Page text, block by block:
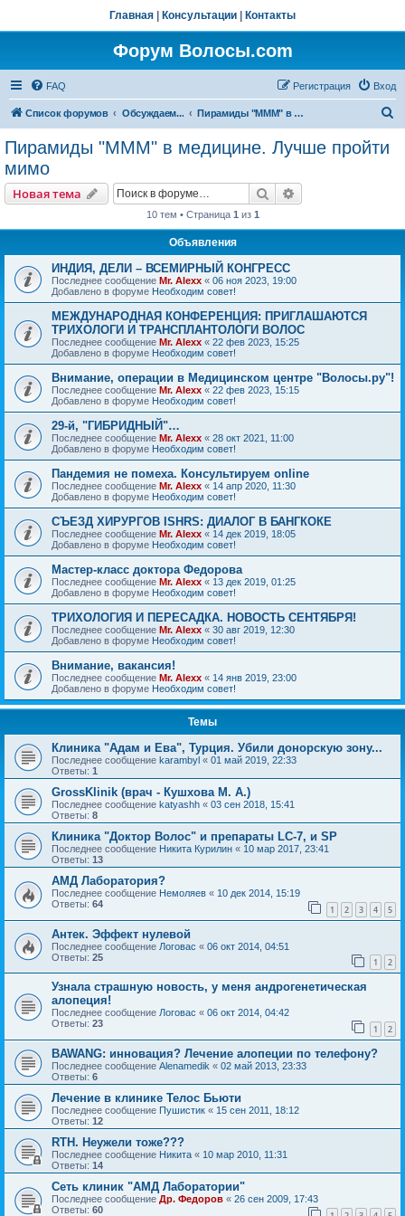
Главная Консультации Контакты
Форум Волосы.com
FAQ Вход
Регистрация
Список форумов Обсуждаем... Пирамиды "МММ" в медицине. Лучше пройти мимо
Пирамиды "МММ" в медицине. Лучше пройти
мимо
Новая тема Поиск
10 тем • Страница 1 из 1
Объявления
ИНДИЯ, ДЕЛИ – ВСЕМИРНЫЙ КОНГРЕСС
Последнее сообщение Mr. Alexx « 06 ноя 2023, 19:00
Добавлено в форуме Необходим совет!
МЕЖДУНАРОДНАЯ КОНФЕРЕНЦИЯ: ПРИГЛАШАЮТСЯ
ТРИХОЛОГИ И ТРАНСПЛАНТОЛОГИ ВОЛОС
Последнее сообщение Mr. Alexx « 22 фев 2023, 15:25
Добавлено в форуме Необходим совет!
Внимание, операции в Медицинском центре "Волосы.ру"!
Последнее сообщение Mr. Alexx « 22 фев 2023, 15:15
Добавлено в форуме Необходим совет!
29-й, "ГИБРИДНЫЙ"…
Последнее сообщение Mr. Alexx « 28 окт 2021, 11:00
Добавлено в форуме Необходим совет!
Пандемия не помеха. Консультируем online
Последнее сообщение Mr. Alexx « 14 апр 2020, 11:30
Добавлено в форуме Необходим совет!
СЪЕЗД ХИРУРГОВ ISHRS: ДИАЛОГ В БАНГКОКЕ
Последнее сообщение Mr. Alexx « 14 дек 2019, 18:05
Добавлено в форуме Необходим совет!
Мастер-класс доктора Федорова
Последнее сообщение Mr. Alexx « 13 дек 2019, 01:25
Добавлено в форуме Необходим совет!
ТРИХОЛОГИЯ И ПЕРЕСАДКА. НОВОСТЬ СЕНТЯБРЯ!
Последнее сообщение Mr. Alexx « 30 авг 2019, 12:30
Добавлено в форуме Необходим совет!
Внимание, вакансия!
Последнее сообщение Mr. Alexx « 14 янв 2019, 23:00
Добавлено в форуме Необходим совет!
Темы
Клиника "Адам и Ева", Турция. Убили донорскую зону...
Последнее сообщение karambyl « 01 май 2019, 22:33
Ответы: 1
GrossKlinik (врач - Кушхова М. А.)
Последнее сообщение katyashh « 03 сен 2018, 15:41
Ответы: 8
Клиника "Доктор Волос" и препараты LC-7, и SP
Последнее сообщение Никита Курилин « 10 мар 2017, 23:41
Ответы: 13
АМД Лаборатория?
Последнее сообщение Немоляев « 10 дек 2014, 15:19
Ответы: 64 1 2 3 4 5
Антек. Эффект нулевой
Последнее сообщение Логовас « 06 окт 2014, 04:51
Ответы: 25 1 2
Узнала страшную новость, у меня андрогенетическая
алопеция!
Последнее сообщение Логовас « 06 окт 2014, 04:42
Ответы: 23 1 2
BAWANG: инновация? Лечение алопеции по телефону?
Последнее сообщение Alenamedik « 02 май 2013, 23:33
Ответы: 6
Лечение в клинике Телос Бьюти
Последнее сообщение Пушистик « 15 сен 2011, 18:12
Ответы: 12
RTH. Неужели тоже???
Последнее сообщение Hикита « 10 мар 2010, 11:31
Ответы: 14
Сеть клиник "АМД Лаборатории"
Последнее сообщение Др. Федоров « 26 сен 2009, 17:43
Ответы: 60